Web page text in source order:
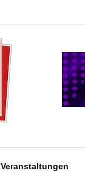
Veranstaltungen